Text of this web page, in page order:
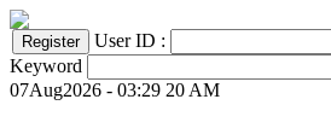
User ID :
Keyword
07Aug2026 - 03:29 20 AM